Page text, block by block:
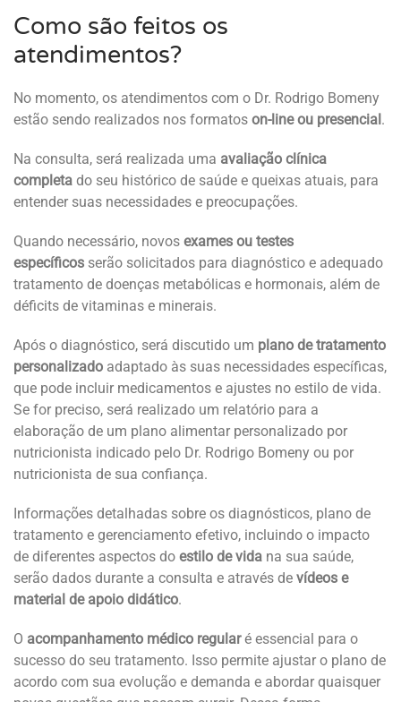
Como são feitos os
atendimentos?
No momento, os atendimentos com o Dr. Rodrigo Bomeny
estão sendo realizados nos formatos on-line ou presencial.
Na consulta, será realizada uma avaliação clínica
completa do seu histórico de saúde e queixas atuais, para
entender suas necessidades e preocupações.
Quando necessário, novos exames ou testes
específicos serão solicitados para diagnóstico e adequado
tratamento de doenças metabólicas e hormonais, além de
déficits de vitaminas e minerais.
Após o diagnóstico, será discutido um plano de tratamento
personalizado adaptado às suas necessidades específicas,
que pode incluir medicamentos e ajustes no estilo de vida.
Se for preciso, será realizado um relatório para a
elaboração de um plano alimentar personalizado por
nutricionista indicado pelo Dr. Rodrigo Bomeny ou por
nutricionista de sua confiança.
Informações detalhadas sobre os diagnósticos, plano de
tratamento e gerenciamento efetivo, incluindo o impacto
de diferentes aspectos do estilo de vida na sua saúde,
serão dados durante a consulta e através de vídeos e
material de apoio didático.
O acompanhamento médico regularé essencial para o
sucesso do seu tratamento. Isso permite ajustar o plano de
acordo com sua evolução e demanda e abordar quaisquer